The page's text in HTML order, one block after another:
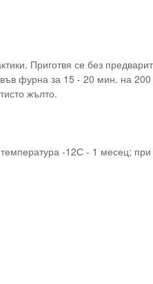
Приготвя се без
фурна за 15 - 20 мин. на
жълто.
-12С - 1 месец; при